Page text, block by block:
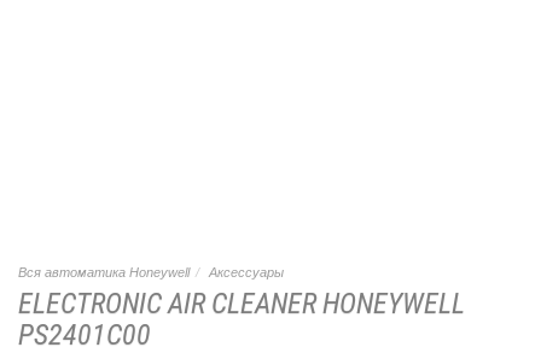
Вся автоматика Honeywell Аксессуары
ELECTRONIC AIR CLEANER HONEYWELL
PS2401C00